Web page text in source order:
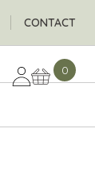
CONTACT
0